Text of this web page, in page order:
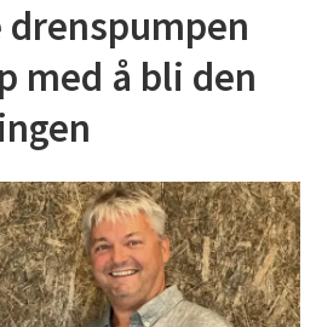
med å bli den